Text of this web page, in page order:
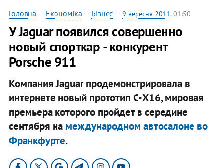
Головна — Економіка — Бізнес— 9 вересня 2011, 01:50
У Jaguar появился совершенно
новый спорткар - конкурент
Porsche 911
Компания Jaguar продемонстрировала в
интернете новый прототип С-X16, мировая
премьера которого пройдет в середине
сентября на международном автосалоне во
Франкфурте.